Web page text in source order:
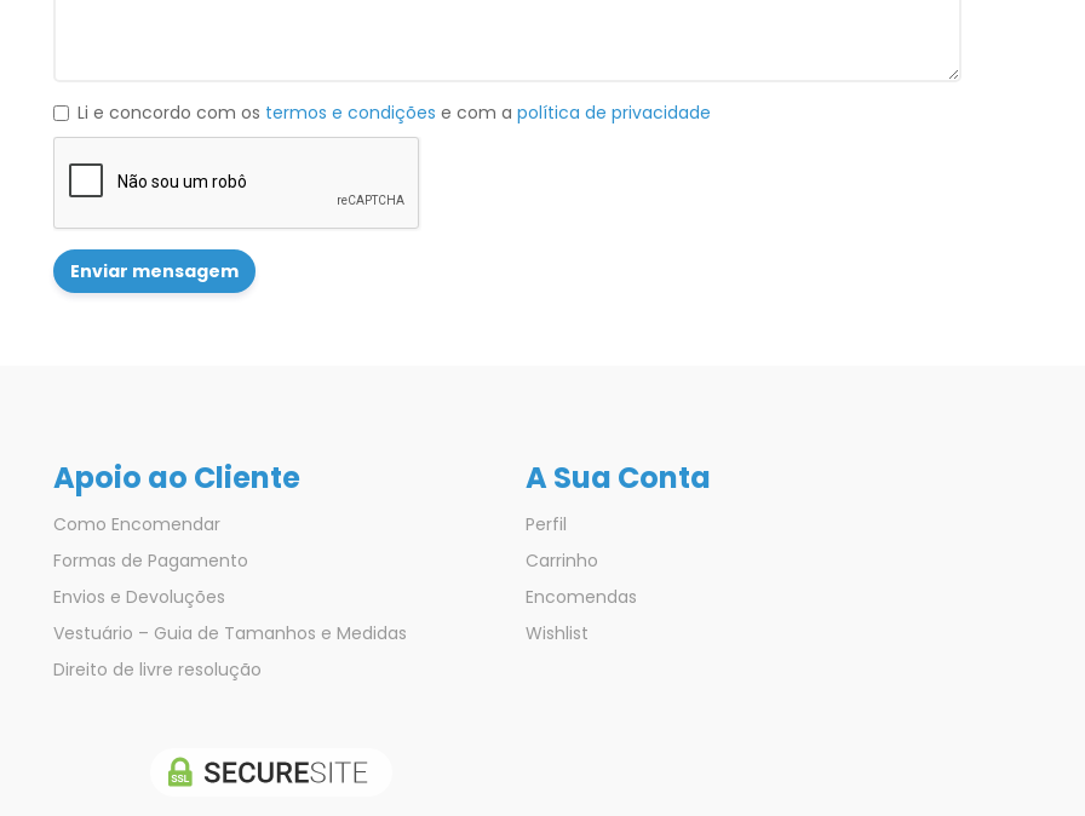
Li e concordo com os termos e condições e com a política de privacidade
Enviar mensagem
Apoio ao Cliente
Como Encomendar
Formas de Pagamento
Envios e Devoluções
Vestuário – Guia de Tamanhos e Medidas
Direito de livre resolução
A Sua Conta
Perfil
Carrinho
Encomendas
Wishlist